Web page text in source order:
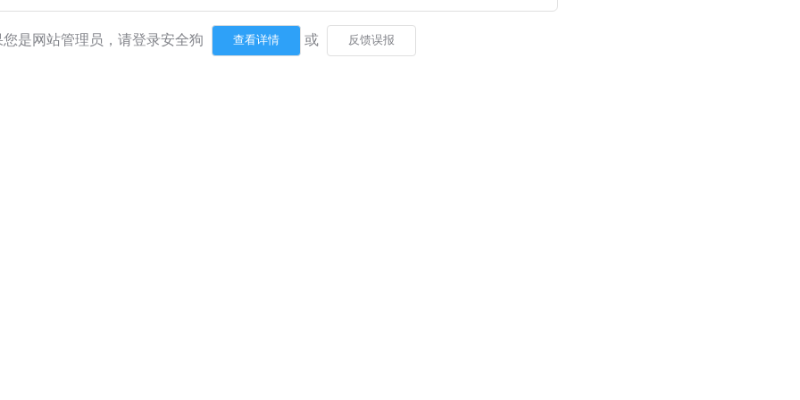
您是网站管理员，请登录安全狗 或